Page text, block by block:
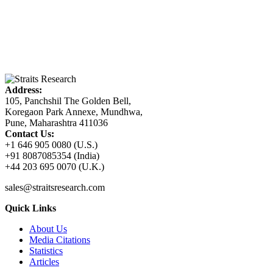
Address:
105, Panchshil The Golden Bell,
Koregaon Park Annexe, Mundhwa,
Pune, Maharashtra 411036
Contact Us:
+1 646 905 0080 (U.S.)
+91 8087085354 (India)
+44 203 695 0070 (U.K.)
sales@straitsresearch.com
Quick Links
About Us
Media Citations
Statistics
Articles